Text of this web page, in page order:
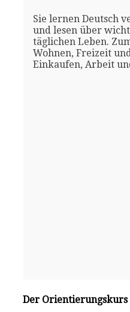
Sie lernen Deutsch
und lesen über
täglichen Leben.
Wohnen, Freizeit
Einkaufen, Arbeit
Der Orientierungskurs